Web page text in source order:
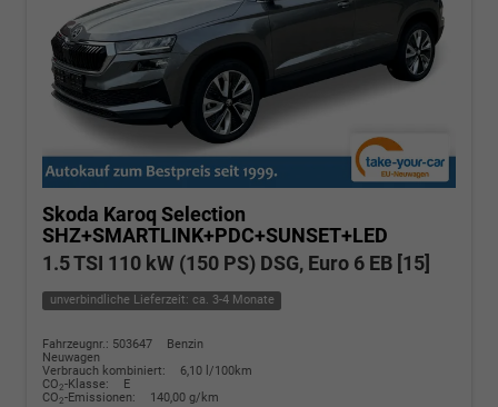
Skoda Karoq Selection
SHZ+SMARTLINK+PDC+SUNSET+LED
1.5 TSI 110 kW (150 PS) DSG, Euro 6 EB [15]
unverbindliche Lieferzeit: ca. 3-4 Monate
Fahrzeugnr.: 503647
Benzin
Neuwagen
Verbrauch kombiniert:
6,10 l/100km
CO2-Klasse:
E
CO2-Emissionen: 140,00 g/km